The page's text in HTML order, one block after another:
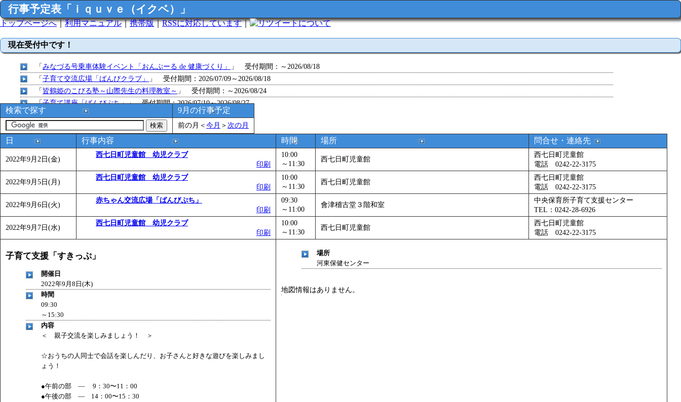
行事予定表「ｉｑｕｖｅ（イクベ）」
トップページへ｜利用マニュアル｜携帯版｜RSSに対応しています｜ について
現在受付中です！
「みなづる号乗車体験イベント「おんぷーる de 健康づくり」
」 受付期間：～2026/08/18
「子育て交流広場「ばんびクラブ」
」 受付期間：2026/07/09～2026/08/18
「皆鶴姫のこびる塾～山際先生の料理教室～ 」 受付期間：～2026/08/24
「子育て講座「ばんびぷち」」 受付期間：2026/07/10～2026/08/27
「 子育て交流広場「ばんびクラブ」
」 受付期間：2026/07/13～2026/08/28
「子育て交流広場「ばんびクラブ」
」 受付期間：2026/08/10～2026/09/01
「
赤ちゃん子育て講座「ばんびぷち」
」 受付期間：2026/08/10～2026/09/07
赤ちゃん子育て講座「ばんびぷち」」 受付期間：2026/08/10～2026/09/11
「まだまだ暑い！コミプの夏！！第11回 水中レクリエーション 障害物競争でお土産をゲットせよ！」 受付期間：～2026/09/13
皆鶴姫のこびる塾～山際先生の料理教室～」 受付期間：～2026/09/14
「子育て交流広場「ばんびクラブ」
」 受付期間：2026/08/10～2026/09/15
「赤ちゃん交流広場「ばんびぷち」」 受付期間：2026/08/10～2026/09/28
」 受付期間：～2026/09/29
「堂島地区歴史ウオークの参加者を募集します」 受付期間：～2026/09/30
」 受付期間：～2026/11/05
「みなづる号乗車体験イベント「おんぷーる de 健康づくり」 」 受付期間：～2026/12/03
検索で探す 9月の行事予定
前の月 ＜今月 ＞ 次の月
日 行事内容 時間 場所 問合せ・連絡先
2022年9月2日(金)
西七日町児童館 幼児クラブ
印刷
10:00
～11:30
西七日町児童館
西七日町児童館
電話 0242-22-3175
2022年9月5日(月)
西七日町児童館 幼児クラブ
印刷
10:00
～11:30
西七日町児童館
西七日町児童館
電話 0242-22-3175
2022年9月6日(火)
赤ちゃん交流広場「ばんびぷち」
印刷
09:30
～11:00
會津稽古堂３階和室
中央保育所子育て支援センター
TEL：0242-28-6926
2022年9月7日(水)
西七日町児童館 幼児クラブ
印刷
10:00
～11:30
西七日町児童館
西七日町児童館
電話 0242-22-3175
子育て支援「すきっぷ」
開催日
2022年9月8日(木)
時間
09:30
～15:30
内容
＜ 親子交流を楽しみましょう！ ＞
☆おうちの人同士で会話を楽しんだり、お子さんと好きな遊びを楽しみまし
ょう！
●午前の部 ― 9：30〜11：00
●午後の部 ― 14：00〜15：30
場所
河東保健センター
地図情報はありません。